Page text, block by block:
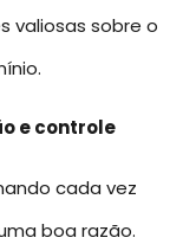
valiosas sobre o
e controle
cada vez
boa razão.